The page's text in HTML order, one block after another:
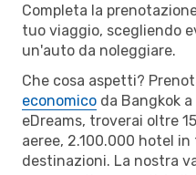
Completa la
tuo viaggio, scegliendo
un'auto da noleggiare.
Che cosa aspetti?
economico da Bangkok
eDreams, troverai oltre
aeree, 2.100.000 hotel
destinazioni. La nostra